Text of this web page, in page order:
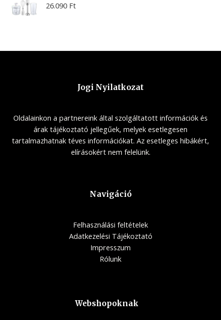
26.090 Ft
Jogi Nyilatkozat
Oldalainkon a partnereink által szolgáltatott információk és
árak tájékoztató jellegűek, melyek esetlegesen
tartalmazhatnak téves információkat. Az esetleges hibákért,
elírásokért nem felelünk.
Navigáció
Felhasználási feltételek
Adatkezelési Tájékoztató
Impresszum
Rólunk
Webshopoknak